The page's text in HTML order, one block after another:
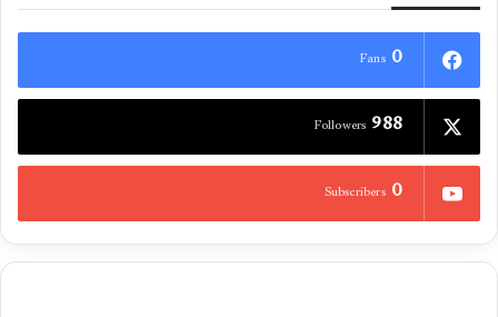
0
Fans
988
Followers
0
Subscribers